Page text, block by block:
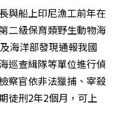
與船上印尼漁工前年在
二級保育類野生動物海
海洋部發現通報我國
巡查緝隊等單位進行偵
察官依非法獵捕、宰殺
徒刑2年2個月，可上